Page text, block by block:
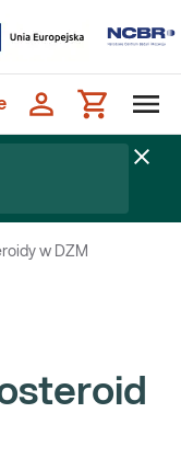
w DZM